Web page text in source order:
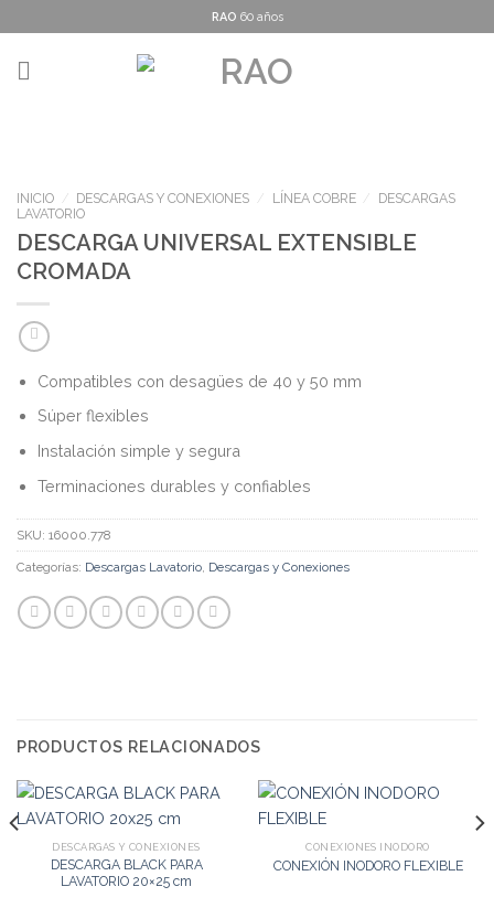
to
content
RAO 60 años
INICIO / DESCARGAS Y CONEXIONES / LÍNEA COBRE /
DESCARGAS
LAVATORIO
DESCARGA UNIVERSAL EXTENSIBLE
CROMADA
Compatibles con desagües de 40 y 50 mm
Súper flexibles
Instalación simple y segura
Terminaciones durables y confiables
SKU: 16000.778
Categorías: Descargas Lavatorio, Descargas y Conexiones
PRODUCTOS RELACIONADOS
DESCARGAS Y CONEXIONES
DESCARGA BLACK PARA
LAVATORIO 20×25 cm
CONEXIONES INODORO
CONEXIÓN INODORO FLEXIBLE